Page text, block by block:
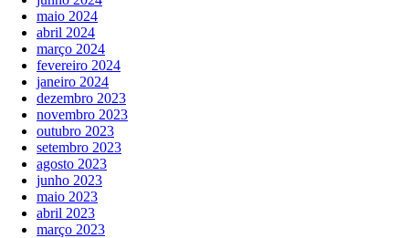
maio 2024
abril 2024
março 2024
fevereiro 2024
janeiro 2024
dezembro 2023
novembro 2023
outubro 2023
setembro 2023
agosto 2023
junho 2023
maio 2023
abril 2023
março 2023